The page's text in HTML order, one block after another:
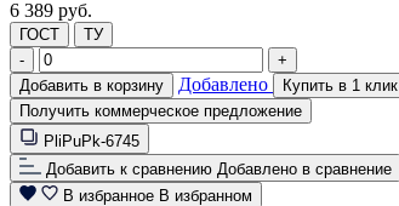
6 389 руб.
ГОСТ
ТУ
-
+
Добавить в корзину
Добавлено
Купить в 1 клик
Получить коммерческое предложение
PliPuPk-6745
Добавить к сравнению Добавлено в сравнение
В избранное В избранном